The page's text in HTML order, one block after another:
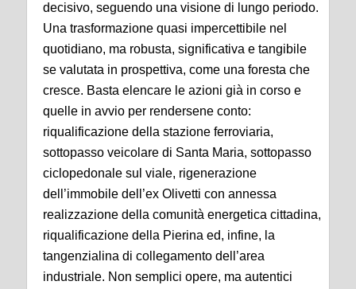
decisivo, seguendo una visione di lungo periodo.
Una trasformazione quasi impercettibile nel
quotidiano, ma robusta, significativa e tangibile
se valutata in prospettiva, come una foresta che
cresce. Basta elencare le azioni già in corso e
quelle in avvio per rendersene conto:
riqualificazione della stazione ferroviaria,
sottopasso veicolare di Santa Maria, sottopasso
ciclopedonale sul viale, rigenerazione
dell’immobile dell’ex Olivetti con annessa
realizzazione della comunità energetica cittadina,
riqualificazione della Pierina ed, infine, la
tangenzialina di collegamento dell’area
industriale. Non semplici opere, ma autentici